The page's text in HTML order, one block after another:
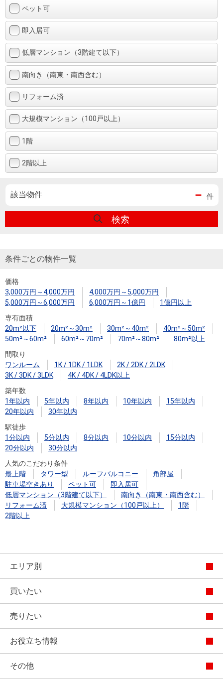
ペット可
即入居可
低層マンション（3階建て以下）
南向き（南東・南西含む）
リフォーム済
大規模マンション（100戸以上）
1階
2階以上
該当物件 － 件
検索
条件ごとの物件一覧
価格
3,000万円～4,000万円
4,000万円～5,000万円
5,000万円～6,000万円
6,000万円～1億円
1億円以上
専有面積
20m²以下
20m²～30m² 30m²～40m²
40m²～50m²
50m²～60m²
60m²～70m² 70m²～80m²
80m²以上
間取り
ワンルーム
1K / 1DK / 1LDK
2K / 2DK / 2LDK
3K / 3DK / 3LDK
4K / 4DK / 4LDK以上
築年数
1年以内
5年以内 8年以内 10年以内
15年以内
20年以内
30年以内
駅徒歩
1分以内
5分以内 8分以内 10分以内
15分以内
20分以内
30分以内
人気のこだわり条件
最上階
タワー型 ルーフバルコニー
角部屋
駐車場空きあり
ペット可
即入居可
低層マンション（3階建て以下）
南向き（南東・南西含む）
リフォーム済
大規模マンション（100戸以上）
1階
2階以上
エリア別
買いたい
売りたい
お役立ち情報
その他